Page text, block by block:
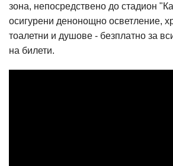
зона, непосредствено до стадион
осигурени денонощно осветление,
тоалетни и душове - безплатно за
на билети.